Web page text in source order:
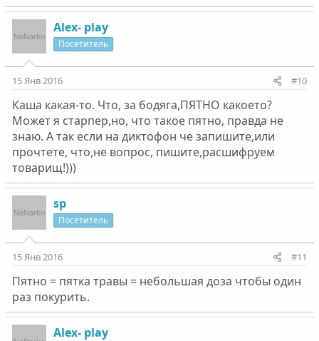
Alex- play
Посетитель
15 Янв 2016 #10
Каша какая-то. Что, за бодяга,ПЯТНО какоето?
Может я старпер,но, что такое пятно, правда не
знаю. А так если на диктофон че запишите,или
прочтете, что,не вопрос, пишите,расшифруем
товарищ!)))
sp
Посетитель
15 Янв 2016 #11
Пятно = пятка травы = небольшая доза чтобы один
раз покурить.
Alex- play